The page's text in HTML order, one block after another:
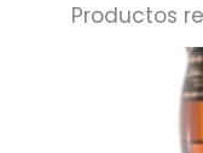
Productos